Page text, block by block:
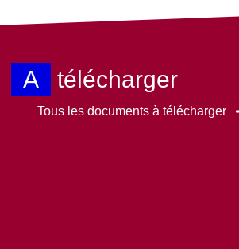
A télécharger
Tous les documents à télécharger